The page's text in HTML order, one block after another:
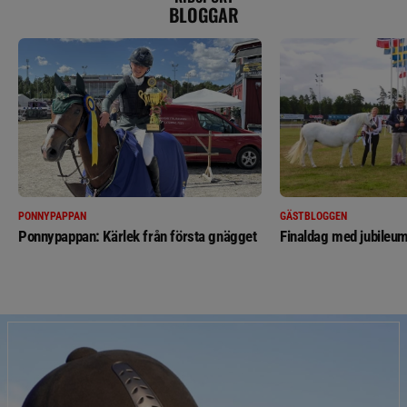
BLOGGAR
PONNYPAPPAN
Ponnypappan: Kärlek från första gnägget
GÄSTBLOGGEN
Finaldag med